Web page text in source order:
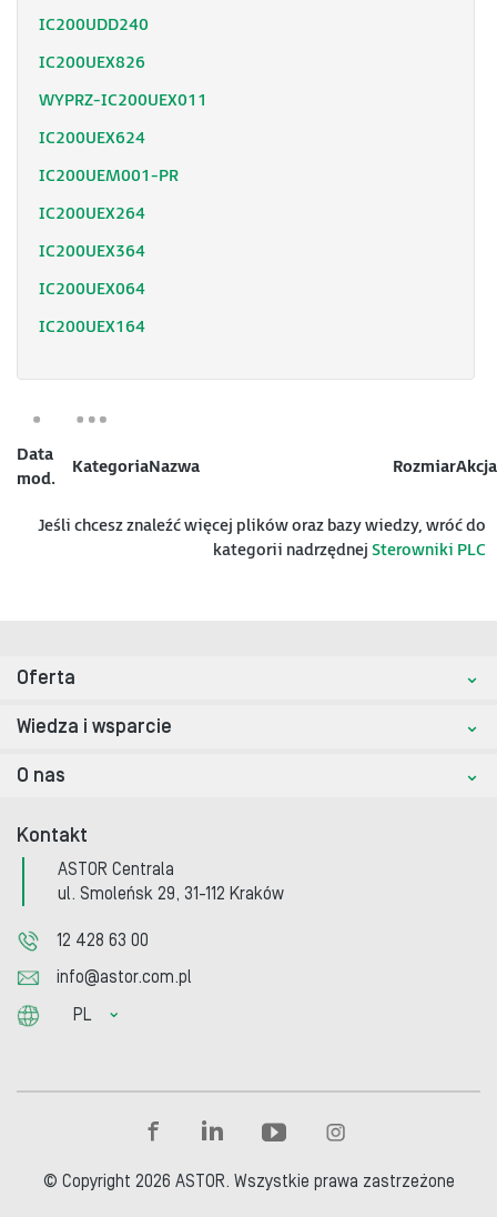
IC200UDD240
IC200UEX826
WYPRZ-IC200UEX011
IC200UEX624
IC200UEM001-PR
IC200UEX264
IC200UEX364
IC200UEX064
IC200UEX164
Data
mod.
KategoriaNazwa RozmiarAkcja
Jeśli chcesz znaleźć więcej plików oraz bazy wiedzy, wróć do
kategorii nadrzędnej Sterowniki PLC
Oferta
Wiedza i wsparcie
O nas
Kontakt
ASTOR Centrala
ul. Smoleńsk 29, 31-112 Kraków
12 428 63 00
info@astor.com.pl
PL
© Copyright 2026 ASTOR. Wszystkie prawa zastrzeżone